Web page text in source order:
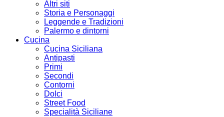
Altri siti
Storia e Personaggi
Leggende e Tradizioni
Palermo e dintorni
Cucina
Cucina Siciliana
Antipasti
Primi
Secondi
Contorni
Dolci
Street Food
Specialità Siciliane